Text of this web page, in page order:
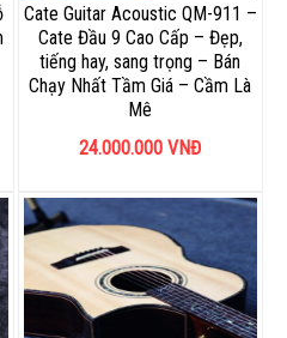
Cate Guitar Acoustic QM-911 –
Cate Đầu 9 Cao Cấp – Đẹp,
tiếng hay, sang trọng – Bán
Chạy Nhất Tầm Giá – Cầm Là
Mê
24.000.000 VNĐ